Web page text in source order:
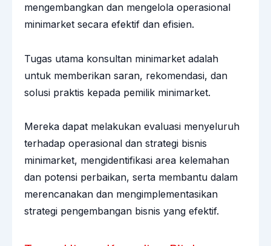
mengembangkan dan mengelola operasional
minimarket secara efektif dan efisien.
Tugas utama konsultan minimarket adalah
untuk memberikan saran, rekomendasi, dan
solusi praktis kepada pemilik minimarket.
Mereka dapat melakukan evaluasi menyeluruh
terhadap operasional dan strategi bisnis
minimarket, mengidentifikasi area kelemahan
dan potensi perbaikan, serta membantu dalam
merencanakan dan mengimplementasikan
strategi pengembangan bisnis yang efektif.